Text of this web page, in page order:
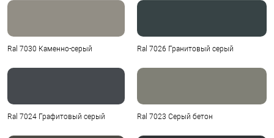
Ral 7030 Каменно-серый Ral 7026 Гранитовый серый
Ral 7024 Графитовый серый Ral 7023 Серый бетон